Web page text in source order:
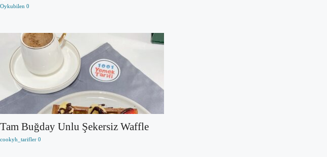
Oykubilen 0
Tam Buğday Unlu Şekersiz Waffle
cookyh_tarifler 0